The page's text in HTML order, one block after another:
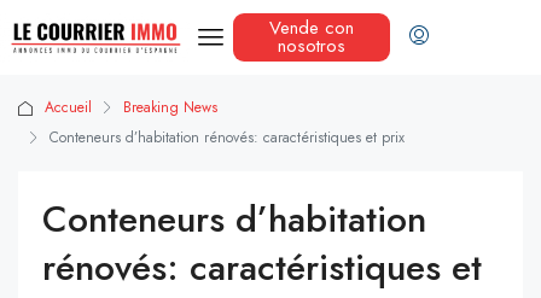
Vende con
nosotros
Accueil
Breaking News
Conteneurs d’habitation rénovés: caractéristiques et prix
Conteneurs d’habitation
rénovés: caractéristiques et